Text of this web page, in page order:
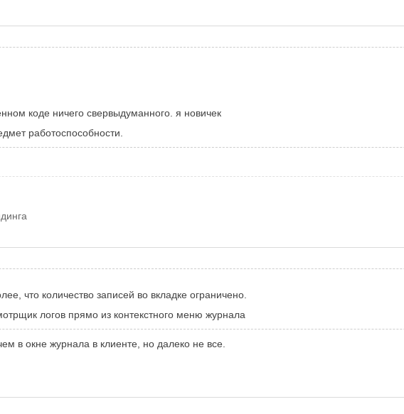
коде ничего свервыдуманного. я новичек
работоспособности.
что количество записей во вкладке ограничено.
логов прямо из контекстного меню журнала
в окне журнала в клиенте, но далеко не все.